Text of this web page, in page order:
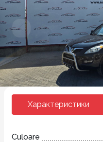
Характеристики
Culoare